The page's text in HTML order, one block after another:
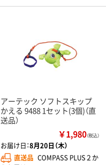
アーテック ソフトスキップ
かえる 9488 1セット(3個)（直
送品）
￥1,980（税込）
お届け日：8月20日（木）
直送品 COMPASS PLUS２か